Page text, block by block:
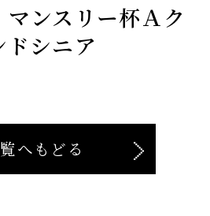
ンスリー杯Ａク
シニア
へもどる